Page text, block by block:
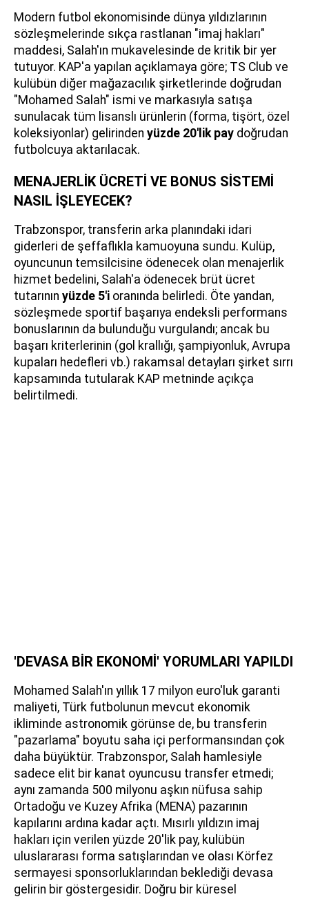
Modern futbol ekonomisinde dünya yıldızlarının
sözleşmelerinde sıkça rastlanan "imaj hakları"
maddesi, Salah'ın mukavelesinde de kritik bir yer
tutuyor. KAP'a yapılan açıklamaya göre; TS Club ve
kulübün diğer mağazacılık şirketlerinde doğrudan
"Mohamed Salah" ismi ve markasıyla satışa
sunulacak tüm lisanslı ürünlerin (forma, tişört, özel
koleksiyonlar) gelirinden yüzde 20'lik pay doğrudan
futbolcuya aktarılacak.
MENAJERLİK ÜCRETİ VE BONUS SİSTEMİ
NASIL İŞLEYECEK?
Trabzonspor, transferin arka planındaki idari
giderleri de şeffaflıkla kamuoyuna sundu. Kulüp,
oyuncunun temsilcisine ödenecek olan menajerlik
hizmet bedelini, Salah'a ödenecek brüt ücret
tutarının yüzde 5'i oranında belirledi. Öte yandan,
sözleşmede sportif başarıya endeksli performans
bonuslarının da bulunduğu vurgulandı; ancak bu
başarı kriterlerinin (gol krallığı, şampiyonluk, Avrupa
kupaları hedefleri vb.) rakamsal detayları şirket sırrı
kapsamında tutularak KAP metninde açıkça
belirtilmedi.
'DEVASA BİR EKONOMİ' YORUMLARI YAPILDI
Mohamed Salah'ın yıllık 17 milyon euro'luk garanti
maliyeti, Türk futbolunun mevcut ekonomik
ikliminde astronomik görünse de, bu transferin
"pazarlama" boyutu saha içi performansından çok
daha büyüktür. Trabzonspor, Salah hamlesiyle
sadece elit bir kanat oyuncusu transfer etmedi;
aynı zamanda 500 milyonu aşkın nüfusa sahip
Ortadoğu ve Kuzey Afrika (MENA) pazarının
kapılarını ardına kadar açtı. Mısırlı yıldızın imaj
hakları için verilen yüzde 20'lik pay, kulübün
uluslararası forma satışlarından ve olası Körfez
sermayesi sponsorluklarından beklediği devasa
gelirin bir göstergesidir. Doğru bir küresel